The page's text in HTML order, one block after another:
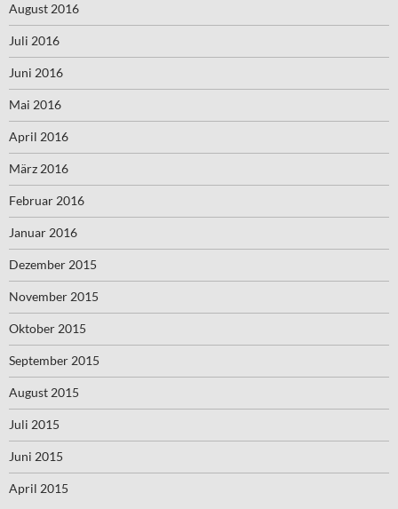
August 2016
Juli 2016
Juni 2016
Mai 2016
April 2016
März 2016
Februar 2016
Januar 2016
Dezember 2015
November 2015
Oktober 2015
September 2015
August 2015
Juli 2015
Juni 2015
April 2015